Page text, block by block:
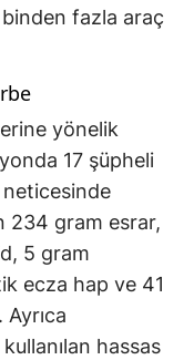
fazla araç
yönelik
17 şüpheli
neticesinde
234 gram esrar,
5 gram
ecza hap ve 41
hassas